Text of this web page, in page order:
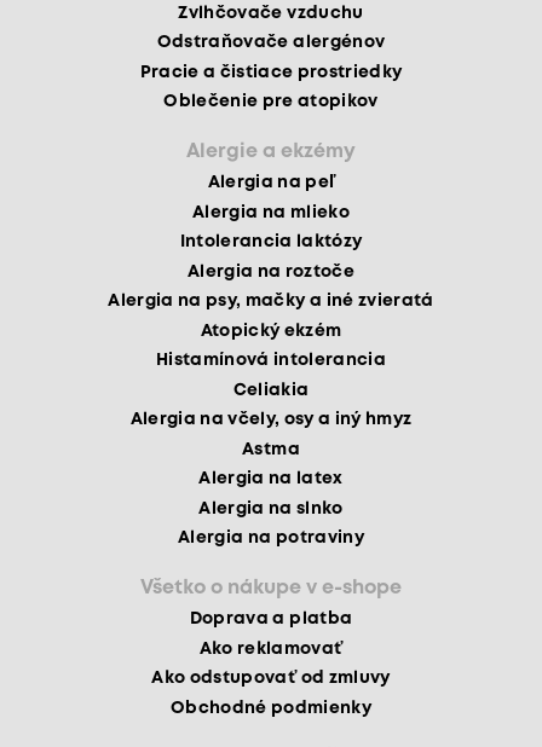
Zvlhčovače vzduchu
Odstraňovače alergénov
Pracie a čistiace prostriedky
Oblečenie pre atopikov
Alergie a ekzémy
Alergia na peľ
Alergia na mlieko
Intolerancia laktózy
Alergia na roztoče
Alergia na psy, mačky a iné zvieratá
Atopický ekzém
Histamínová intolerancia
Celiakia
Alergia na včely, osy a iný hmyz
Astma
Alergia na latex
Alergia na slnko
Alergia na potraviny
Všetko o nákupe v e-shope
Doprava a platba
Ako reklamovať
Ako odstupovať od zmluvy
Obchodné podmienky